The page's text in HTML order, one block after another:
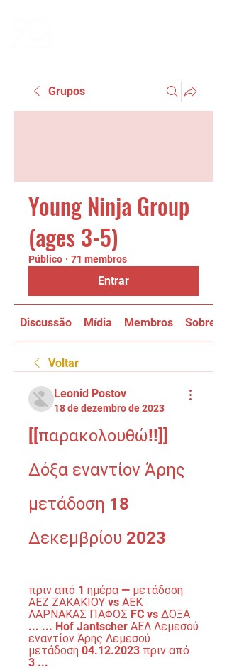
Grupos
Young Ninja Group
(ages 3-5)
Público · 71 membros
Entrar
Discussão Mídia Membros Sobre
Voltar
Leonid Postov
18 de dezembro de 2023
[[παρακολουθώ!!]]
Δόξα εναντίον Άρης
μετάδοση 18
Δεκεμβρίου 2023
πριν από 1 ημέρα — μετάδοση
ΑΕΖ ΖΑΚΑΚΙΟΥ vs ΑΕΚ
ΛΑΡΝΑΚΑΣ ΠΑΦΟΣ FC vs ΔΟΞΑ
... ... Hof Jantscher ΑΕΛ Λεμεσού
εναντίον Άρης Λεμεσού
μετάδοση 04.12.2023 πριν από
3 ...